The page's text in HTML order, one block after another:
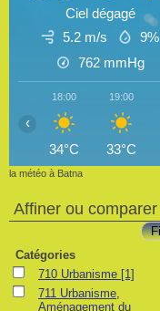
Ciel dégagé
5.2 m/s
9%
762 mmHg
18:00
34°C
19:00
33°C
‹
la météo à Batna
Affiner ou comparer
Catégories
710 Urbanisme [1]
711 Urbanisme,
Aménagement du